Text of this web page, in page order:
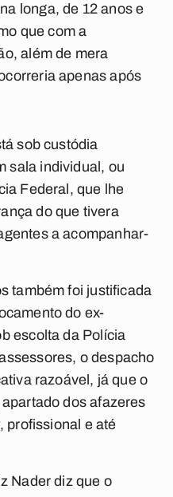
longa, de 12 anos e
que com a
além de mera
apenas após
sob custódia
sala individual, ou
Federal, que lhe
do que tivera
a acompanhar-
também foi justificada
do ex-
escolta da Polícia
o despacho
razoável, já que o
dos afazeres
profissional e até
Nader diz que o